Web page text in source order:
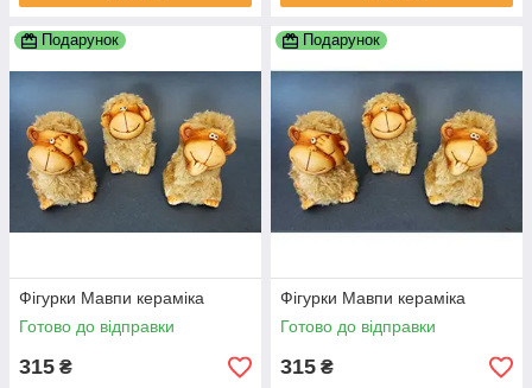
Подарунок
Фігурки Мавпи кераміка
Готово до відправки
315 ₴
Подарунок
Фігурки Мавпи кераміка
Готово до відправки
315 ₴